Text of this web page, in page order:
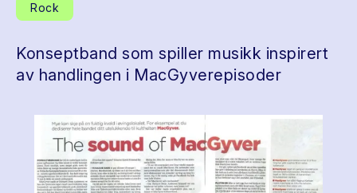
Rock
Konseptband som spiller musikk inspirert
av handlingen i MacGyverepisoder